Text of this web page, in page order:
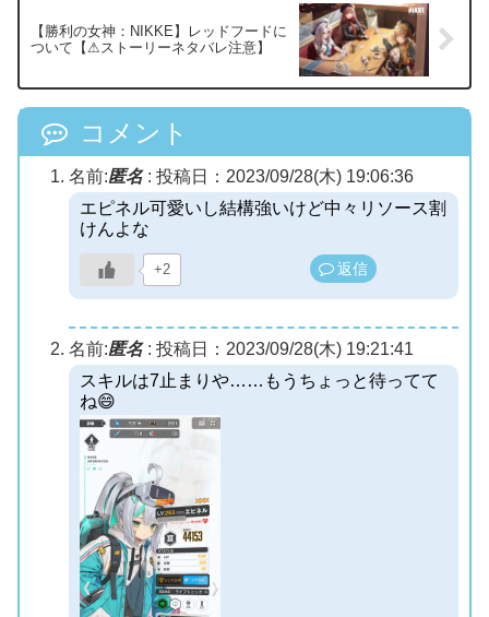
【勝利の女神：NIKKE】レッドフードに
ついて【⚠ストーリーネタバレ注意】
コメント
名前:匿名: 投稿日：2023/09/28(木) 19:06:36
エピネル可愛いし結構強いけど中々リソース割
けんよな
+2 返信
名前:匿名: 投稿日：2023/09/28(木) 19:21:41
スキルは7止まりや……もうちょっと待ってて
ね😄